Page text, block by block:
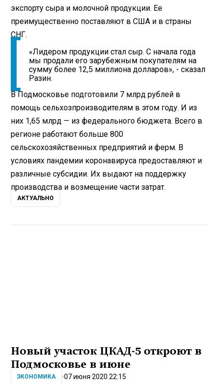
экспорту сыра и молочной продукции. Ее
преимущественно поставляют в США и в страны
СНГ.
«Лидером продукции стал сыр. С начала года
мы продали его зарубежным покупателям на
сумму более 12,5 миллиона долларов», - сказал
Разин.
В Подмосковье подготовили 7 млрд рублей в
помощь сельхозпроизводителям в этом году. И из
них 1,65 млрд — из федерального бюджета. Всего в
регионе работают больше 800
сельскохозяйственных предприятий и ферм. В
условиях пандемии коронавируса предоставляют и
различные субсидии. Их выдают на поддержку
производства и возмещение части затрат.
АКТУАЛЬНО
Новый участок ЦКАД-5 откроют в
Подмосковье в июне
ЭКОНОМИКА 07 июня 2020 22:15